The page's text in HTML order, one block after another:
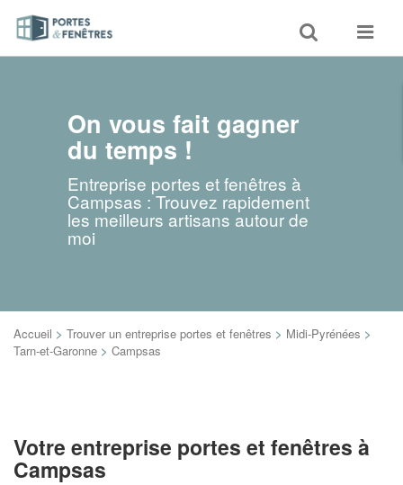
Toggle
search
Toggle
On vous fait gagner
du temps !
Entreprise portes et fenêtres à
Campsas : Trouvez rapidement
les meilleurs artisans autour de
moi
Accueil > Trouver un entreprise portes et fenêtres > Midi-Pyrénées >
Tarn-et-Garonne > Campsas
Votre entreprise portes et fenêtres à
Campsas